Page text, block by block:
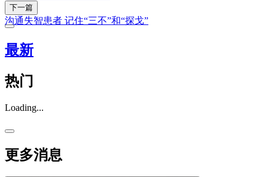
下一篇
沟通失智患者 记住“三不”和“探戈”
最新
热门
Loading...
更多消息